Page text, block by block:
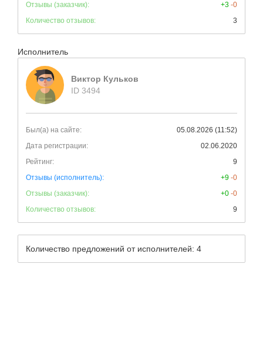
Отзывы (заказчик):
+3 -0
Количество отзывов:
3
Исполнитель
Виктор Кульков
ID 3494
Был(а) на сайте:
05.08.2026 (11:52)
Дата регистрации:
02.06.2020
Рейтинг:
9
Отзывы (исполнитель):
+9 -0
Отзывы (заказчик):
+0 -0
Количество отзывов:
9
Количество предложений от исполнителей: 4